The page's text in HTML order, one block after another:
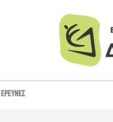
ΈΡΕΥΝΕΣ